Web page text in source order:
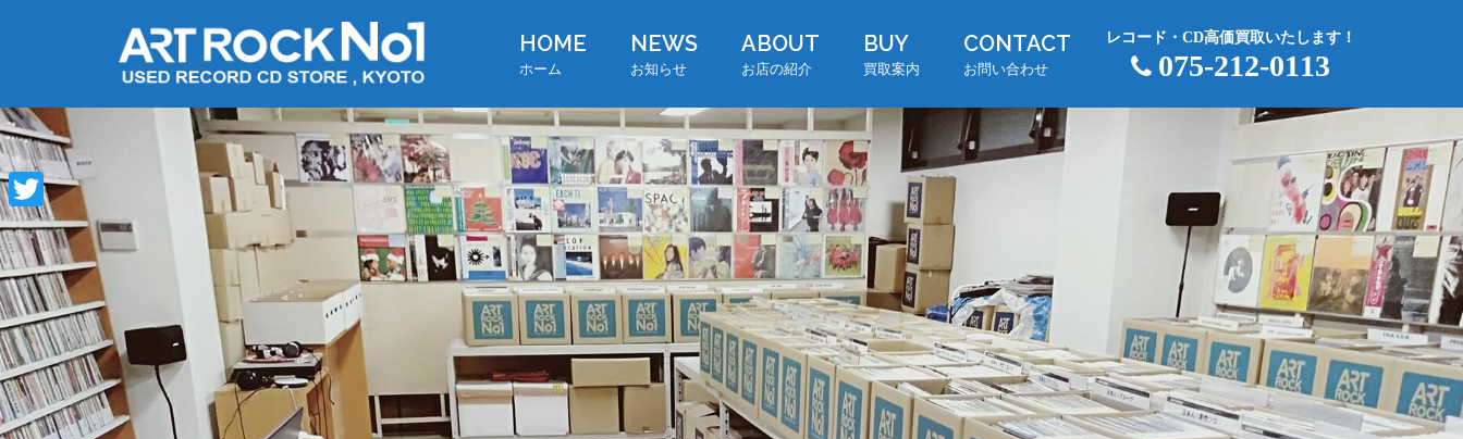
ン
ツ
へ
ス
キ
ッ
プ
HOME
ホーム
NEWS
お知らせ
ABOUT
お店の紹介
BUY
買取案内
CONTACT
お問い合わせ
レコード・CD高価買取いたします！
075-212-0113
Twitter